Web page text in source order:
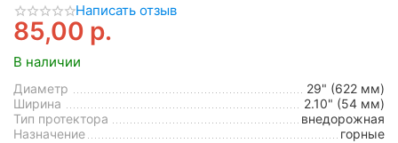
Написать отзыв
85,00 р.
В наличии
Диаметр
29" (622 мм)
Ширина
2.10" (54 мм)
Тип протектора
внедорожная
Назначение
горные